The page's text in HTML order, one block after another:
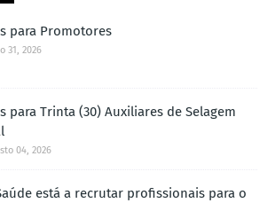
para Promotores
31, 2026
para Trinta (30) Auxiliares de Selagem
04, 2026
está a recrutar profissionais para o